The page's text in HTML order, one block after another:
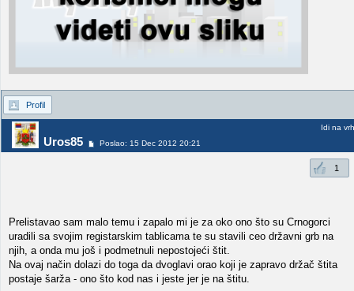
Profil
Uros85 Poslao: 15 Dec 2012 20:21
Idi na vrh
1
Prelistavao sam malo temu i zapalo mi je za oko ono što su Crnogorci
uradili sa svojim registarskim tablicama te su stavili ceo državni grb na
njih, a onda mu još i podmetnuli nepostojeći štit.
Na ovaj način dolazi do toga da dvoglavi orao koji je zapravo držač štita
postaje šarža - ono što kod nas i jeste jer je na štitu.